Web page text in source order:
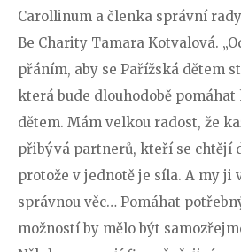
Carollinum a členka správní
Be Charity Tamara Kotvalová.
přáním, aby se Pařížská dětem
která bude dlouhodobě
dětem. Mám velkou radost, že
přibývá partnerů, kteří se chtějí
protože v jednotě je síla. A my ji
správnou věc… Pomáhat
možností by mělo být